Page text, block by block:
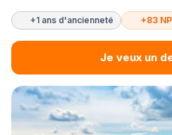
+1 ans d'ancienneté +83
Je veux un